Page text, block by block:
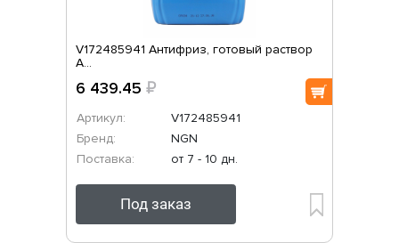
V172485941 Антифриз, готовый раствор
A...
6 439.45 ₽
Артикул:
V172485941
Бренд:
NGN
Поставка:
от 7 - 10 дн.
Под заказ